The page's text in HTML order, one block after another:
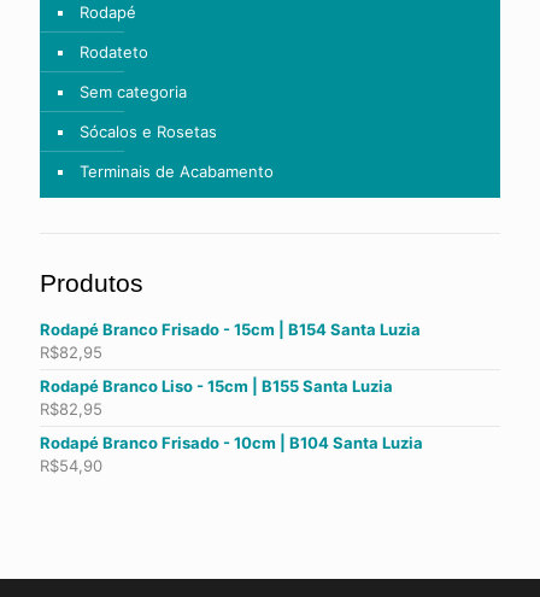
Rodapé
Rodateto
Sem categoria
Sócalos e Rosetas
Terminais de Acabamento
Produtos
Rodapé Branco Frisado - 15cm | B154 Santa Luzia
R$82,95
Rodapé Branco Liso - 15cm | B155 Santa Luzia
R$82,95
Rodapé Branco Frisado - 10cm | B104 Santa Luzia
R$54,90